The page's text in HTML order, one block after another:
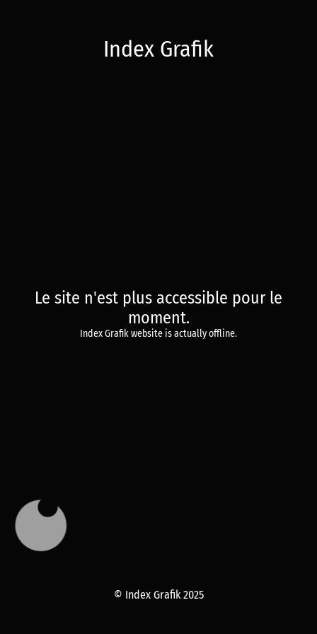
Index Grafik
Le site n'est plus accessible pour le
moment.
Index Grafik website is actually offline.
© Index Grafik 2025